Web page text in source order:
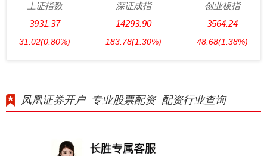
上证指数
3931.37
31.02(0.80%)
深证成指
14293.90
183.78(1.30%)
创业板指
3564.24
48.68(1.38%)
凤凰证券开户_专业股票配资_配资行业查询